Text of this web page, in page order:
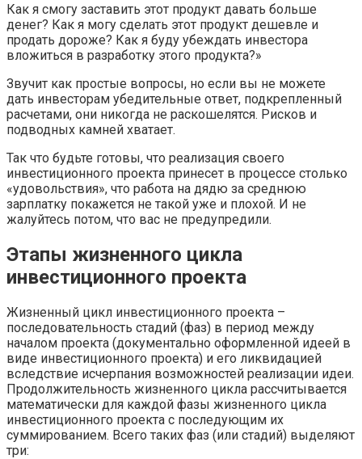
Как я смогу заставить этот продукт давать больше
денег? Как я могу сделать этот продукт дешевле и
продать дороже? Как я буду убеждать инвестора
вложиться в разработку этого продукта?»
Звучит как простые вопросы, но если вы не можете
дать инвесторам убедительные ответ, подкрепленный
расчетами, они никогда не раскошелятся. Рисков и
подводных камней хватает.
Так что будьте готовы, что реализация своего
инвестиционного проекта принесет в процессе столько
«удовольствия», что работа на дядю за среднюю
зарплатку покажется не такой уже и плохой. И не
жалуйтесь потом, что вас не предупредили.
Этапы жизненного цикла
инвестиционного проекта
Жизненный цикл инвестиционного проекта –
последовательность стадий (фаз) в период между
началом проекта (документально оформленной идеей в
виде инвестиционного проекта) и его ликвидацией
вследствие исчерпания возможностей реализации идеи.
Продолжительность жизненного цикла рассчитывается
математически для каждой фазы жизненного цикла
инвестиционного проекта с последующим их
суммированием. Всего таких фаз (или стадий) выделяют
три: